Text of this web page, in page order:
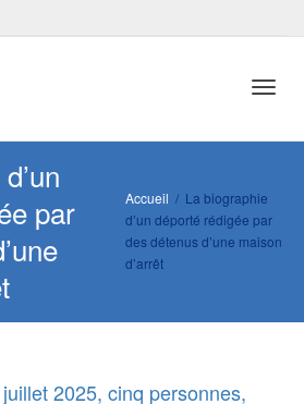
par
Accueil
La biographie
d’un déporté rédigée par
des détenus d’une maison
d’arrêt
2025, cinq personnes,